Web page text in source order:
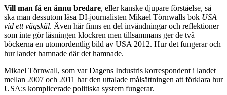
om att vad jag ska fatta.
Jag gjorde det, innan.
De språkliga och stilmässiga invändningarna till trots är boken ett
måste för den som vill förstå vad som händer i USA just nu.
Vill man få en ännu bredare, eller kanske djupare förståelse, så
ska man dessutom läsa DI-journalisten Mikael Törnwalls bokUSA
vid ett vägskäl. Även här finns en del invändningar och reflektioner